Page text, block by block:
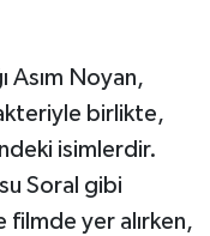
Asım Noyan,
birlikte,
isimlerdir.
Soral gibi
yer alırken,